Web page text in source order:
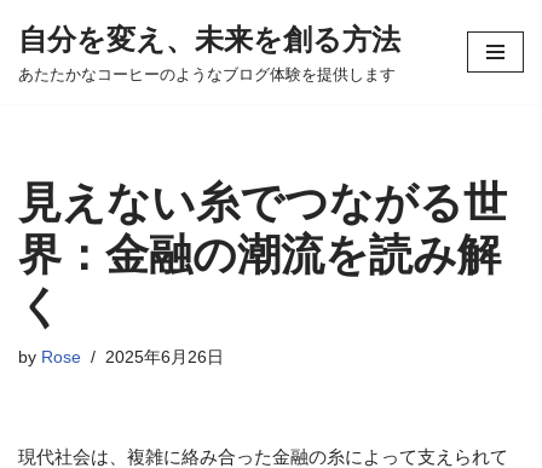
コ
ツ
へ
ス
キ
ッ
自分を変え、未来を創る方法
あたたかなコーヒーのようなブログ体験を提供します
見えない糸でつながる世
界：金融の潮流を読み解
く
by Rose 2025年6月26日
現代社会は、複雑に絡み合った金融の糸によって支えられて